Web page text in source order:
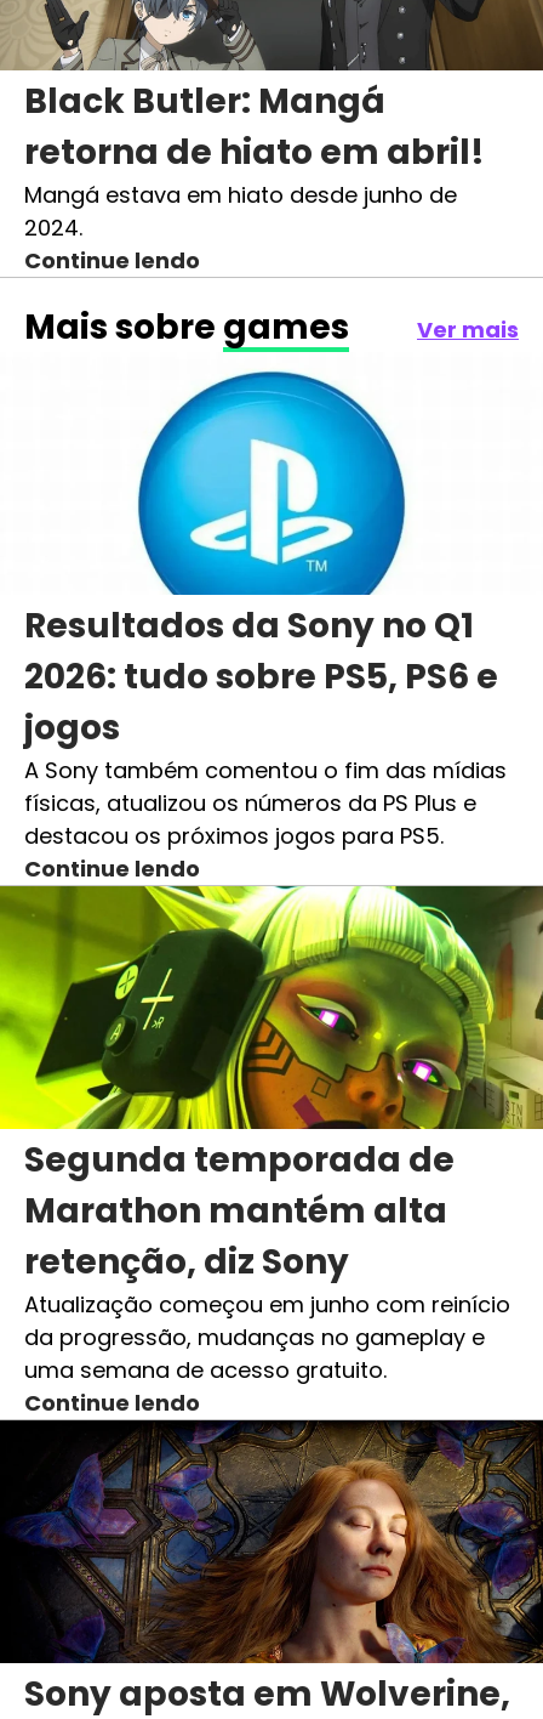
Black Butler: Mangá
retorna de hiato em abril!
Mangá estava em hiato desde junho de
2024.
Continue lendo
Mais sobre games Ver mais
Resultados da Sony no Q1
2026: tudo sobre PS5, PS6 e
jogos
A Sony também comentou o fim das mídias
físicas, atualizou os números da PS Plus e
destacou os próximos jogos para PS5.
Continue lendo
Segunda temporada de
Marathon mantém alta
retenção, diz Sony
Atualização começou em junho com reinício
da progressão, mudanças no gameplay e
uma semana de acesso gratuito.
Continue lendo
Sony aposta em Wolverine,